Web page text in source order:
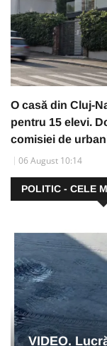
O casă din Cluj-
pentru 15 elevi.
comisiei de
06 August 10:14
POLITIC - CELE
VIDEO.